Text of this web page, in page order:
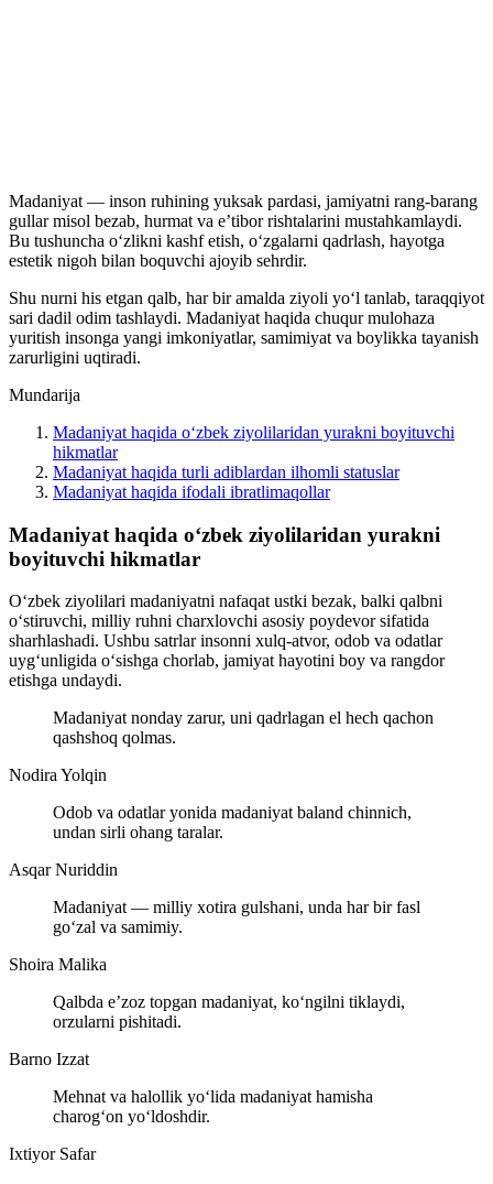
Madaniyat — inson ruhining yuksak pardasi, jamiyatni rang-barang
gullar misol bezab, hurmat va e’tibor rishtalarini mustahkamlaydi.
Bu tushuncha o‘zlikni kashf etish, o‘zgalarni qadrlash, hayotga
estetik nigoh bilan boquvchi ajoyib sehrdir.
Shu nurni his etgan qalb, har bir amalda ziyoli yo‘l tanlab, taraqqiyot
sari dadil odim tashlaydi. Madaniyat haqida chuqur mulohaza
yuritish insonga yangi imkoniyatlar, samimiyat va boylikka tayanish
zarurligini uqtiradi.
Mundarija
Madaniyat haqida o‘zbek ziyolilaridan yurakni boyituvchi
hikmatlar
Madaniyat haqida turli adiblardan ilhomli statuslar
Madaniyat haqida ifodali ibratlimaqollar
Madaniyat haqida o‘zbek ziyolilaridan yurakni
boyituvchi hikmatlar
O‘zbek ziyolilari madaniyatni nafaqat ustki bezak, balki qalbni
o‘stiruvchi, milliy ruhni charxlovchi asosiy poydevor sifatida
sharhlashadi. Ushbu satrlar insonni xulq-atvor, odob va odatlar
uyg‘unligida o‘sishga chorlab, jamiyat hayotini boy va rangdor
etishga undaydi.
Madaniyat nonday zarur, uni qadrlagan el hech qachon
qashshoq qolmas.
Nodira Yolqin
Odob va odatlar yonida madaniyat baland chinnich,
undan sirli ohang taralar.
Asqar Nuriddin
Madaniyat — milliy xotira gulshani, unda har bir fasl
go‘zal va samimiy.
Shoira Malika
Qalbda e’zoz topgan madaniyat, ko‘ngilni tiklaydi,
orzularni pishitadi.
Barno Izzat
Mehnat va halollik yo‘lida madaniyat hamisha
charog‘on yo‘ldoshdir.
Ixtiyor Safar